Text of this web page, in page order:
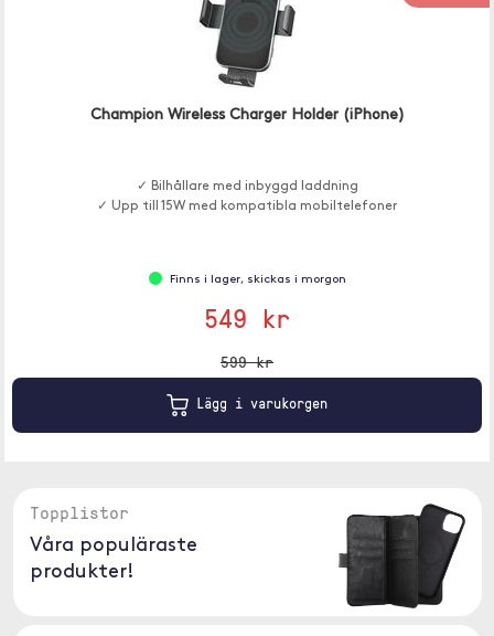
Champion Wireless Charger Holder (iPhone)
✓ Bilhållare med inbyggd laddning
✓ Upp till 15W med kompatibla mobiltelefoner
Finns i lager, skickas i morgon
549 kr
599 kr
Lägg i varukorgen
Topplistor
Våra populäraste
produkter!